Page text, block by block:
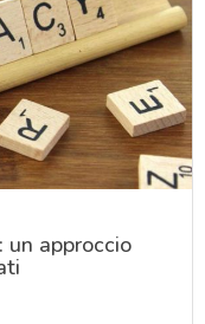
un approccio